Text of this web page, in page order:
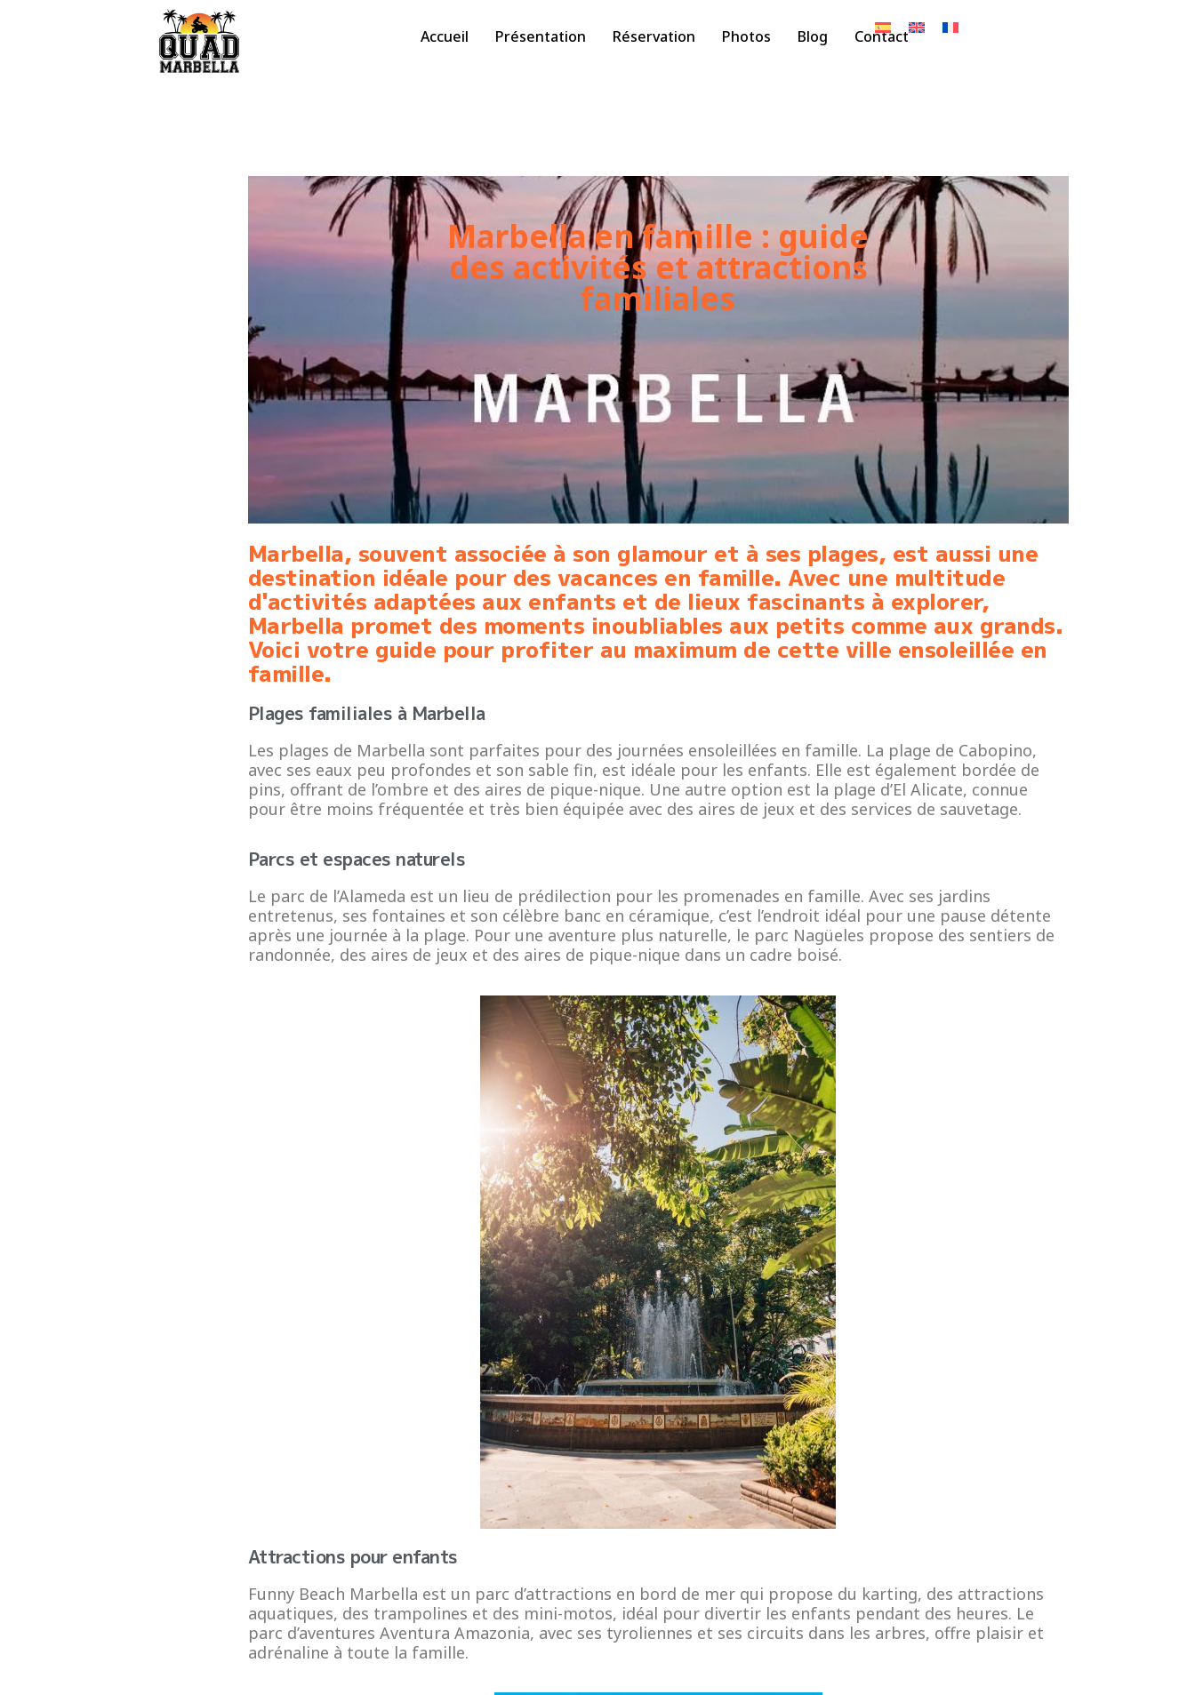
Accueil Présentation Réservation Photos Blog Contact
Marbella en famille : guide
des activités et attractions
familiales
Marbella, souvent associée à son glamour et à ses plages, est aussi une
destination idéale pour des vacances en famille. Avec une multitude
d'activités adaptées aux enfants et de lieux fascinants à explorer,
Marbella promet des moments inoubliables aux petits comme aux grands.
Voici votre guide pour profiter au maximum de cette ville ensoleillée en
famille.
Plages familiales à Marbella
Les plages de Marbella sont parfaites pour des journées ensoleillées en famille. La plage de Cabopino,
avec ses eaux peu profondes et son sable fin, est idéale pour les enfants. Elle est également bordée de
pins, offrant de l’ombre et des aires de pique-nique. Une autre option est la plage d’El Alicate, connue
pour être moins fréquentée et très bien équipée avec des aires de jeux et des services de sauvetage.
Parcs et espaces naturels
Le parc de l’Alameda est un lieu de prédilection pour les promenades en famille. Avec ses jardins
entretenus, ses fontaines et son célèbre banc en céramique, c’est l’endroit idéal pour une pause détente
après une journée à la plage. Pour une aventure plus naturelle, le parc Nagüeles propose des sentiers de
randonnée, des aires de jeux et des aires de pique-nique dans un cadre boisé.
Attractions pour enfants
Funny Beach Marbella est un parc d’attractions en bord de mer qui propose du karting, des attractions
aquatiques, des trampolines et des mini-motos, idéal pour divertir les enfants pendant des heures. Le
parc d’aventures Aventura Amazonia, avec ses tyroliennes et ses circuits dans les arbres, offre plaisir et
adrénaline à toute la famille.